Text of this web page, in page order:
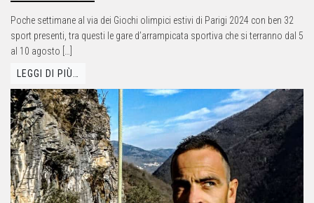
Poche settimane al via dei Giochi olimpici estivi di Parigi 2024 con ben 32
sport presenti, tra questi le gare d’arrampicata sportiva che si terranno dal 5
al 10 agosto […]
LEGGI DI PIÙ…